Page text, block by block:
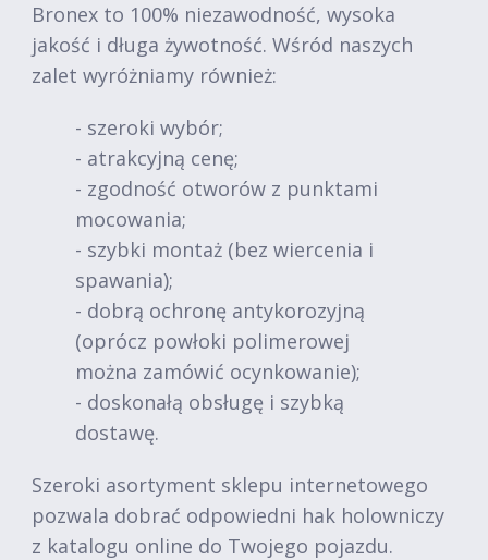
Bronex to 100% niezawodność, wysoka
jakość i długa żywotność. Wśród naszych
zalet wyróżniamy również:
- szeroki wybór;
- atrakcyjną cenę;
- zgodność otworów z punktami
mocowania;
- szybki montaż (bez wiercenia i
spawania);
- dobrą ochronę antykorozyjną
(oprócz powłoki polimerowej
można zamówić ocynkowanie);
- doskonałą obsługę i szybką
dostawę.
Szeroki asortyment sklepu internetowego
pozwala dobrać odpowiedni hak holowniczy
z katalogu online do Twojego pojazdu.